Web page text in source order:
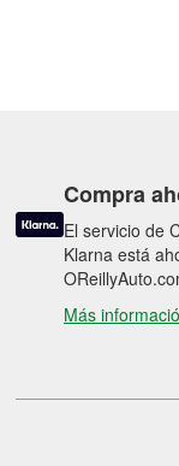
Compra
El servicio de
Klarna está
Más